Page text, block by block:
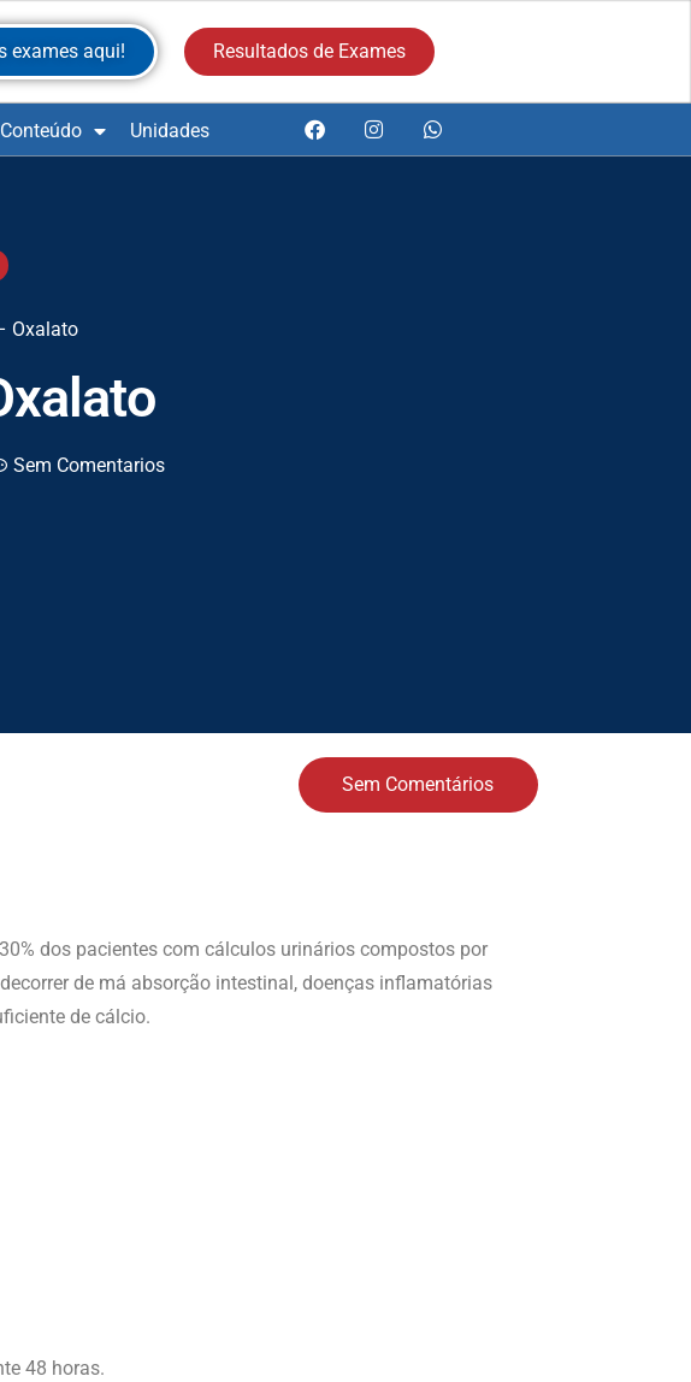
exames aqui! Resultados de Exames
Conteúdo Unidades
Oxalato
Sem Comentarios
Sem Comentários
dos pacientes com cálculos urinários compostos por
de má absorção intestinal, doenças inflamatórias
de cálcio.
48 horas.